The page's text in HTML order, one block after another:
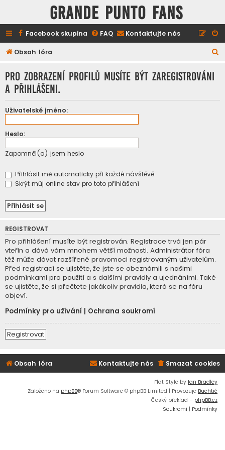
GRANDE PUNTO FANS
Facebook skupina FAQ Kontaktujte nás
Obsah fóra
Pro zobrazení profilů musíte být zaregistrováni
a přihlášeni.
Uživatelské jméno:
Heslo:
Zapomněl(a) jsem heslo
Přihlásit mě automaticky při každé návštěvě
Skrýt můj online stav pro toto přihlášení
REGISTROVAT
Pro přihlášení musíte být registrován. Registrace trvá jen pár
vteřin a dává vám mnohem větší možnosti. Administrátor fóra
též může dávat rozšířené pravomoci registrovaným uživatelům.
Před registrací se ujistěte, že jste se obeznámili s našimi
podmínkami pro použití a s dalšími pravidly a ujednáními. Také
se ujistěte, že si přečtete jakákoliv pravidla, která se na fóru
objeví.
Podmínky pro užívání
Ochrana soukromí
Registrovat
Obsah fóra Smazat cookies
Kontaktujte nás
Flat Style by Ian Bradley
Založeno na phpBB® Forum Software © phpBB Limited | Provozuje Buchtič
Český překlad – phpBB.cz
Soukromí | Podmínky